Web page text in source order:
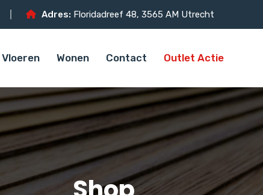
Adres: Floridadreef 48, 3565 AM Utrecht
Vloeren Wonen Contact Outlet Actie